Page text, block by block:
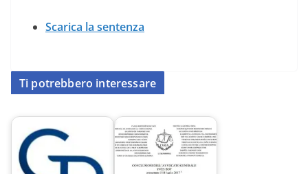
Scarica la sentenza
Ti potrebbero interessare